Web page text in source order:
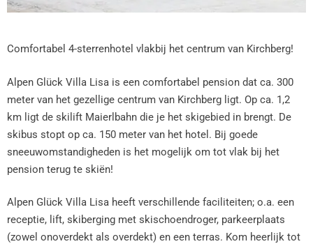
Comfortabel 4-sterrenhotel vlakbij het centrum van Kirchberg!
Alpen Glück Villa Lisa is een comfortabel pension dat ca. 300
meter van het gezellige centrum van Kirchberg ligt. Op ca. 1,2
km ligt de skilift Maierlbahn die je het skigebied in brengt. De
skibus stopt op ca. 150 meter van het hotel. Bij goede
sneeuwomstandigheden is het mogelijk om tot vlak bij het
pension terug te skiën!
Alpen Glück Villa Lisa heeft verschillende faciliteiten; o.a. een
receptie, lift, skiberging met skischoendroger, parkeerplaats
(zowel onoverdekt als overdekt) en een terras. Kom heerlijk tot